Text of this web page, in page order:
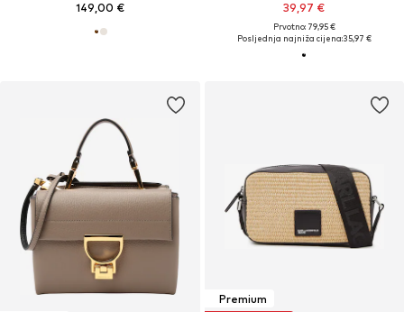
149,00 € 39,97 €
Prvotno: 79,95 €
Posljednja najniža cijena:35,97 €
Premium